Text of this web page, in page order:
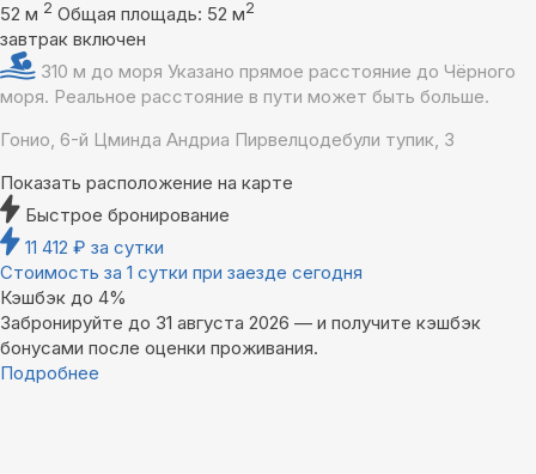
52 м 2 Общая площадь: 52 м2
завтрак включен
310 м до моря Указано прямое расстояние до Чёрного
моря. Реальное расстояние в пути может быть больше.
Гонио, 6-й Цминда Андриа Пирвелцодебули тупик, 3
Показать расположение на карте
Быстрое бронирование
11 412 ₽ за сутки
Стоимость за 1 сутки при заезде сегодня
Кэшбэк до 4%
Забронируйте до 31 августа 2026 — и получите кэшбэк
бонусами после оценки проживания.
Подробнее